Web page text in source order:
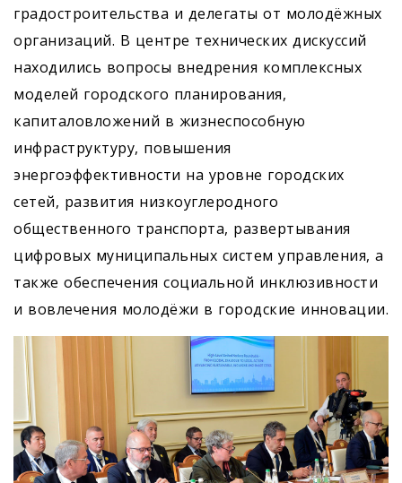
градостроительства и делегаты от молодёжных
организаций. В центре технических дискуссий
находились вопросы внедрения комплексных
моделей городского планирования,
капиталовложений в жизнеспособную
инфраструктуру, повышения
энергоэффективности на уровне городских
сетей, развития низкоуглеродного
общественного транспорта, развертывания
цифровых муниципальных систем управления, а
также обеспечения социальной инклюзивности
и вовлечения молодёжи в городские инновации.